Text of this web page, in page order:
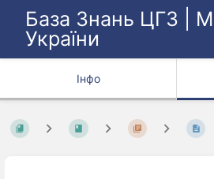
База Знань ЦГЗ |
України
Інфо